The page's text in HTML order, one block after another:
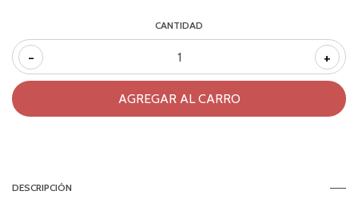
CANTIDAD
- +
DESCRIPCIÓN